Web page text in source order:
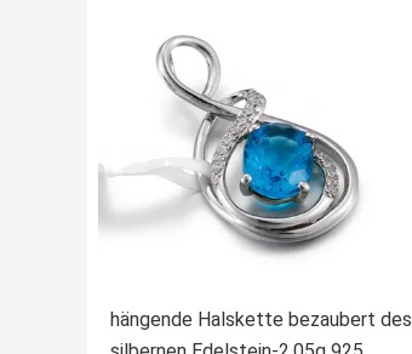
hängende Halskette bezaubert des